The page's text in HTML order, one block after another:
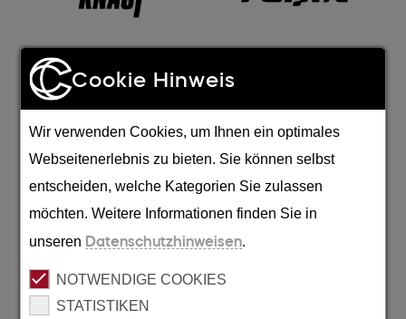
Wir sind ausgezeichnet
Cookie Hinweis
Wir verwenden Cookies, um Ihnen ein optimales
Webseitenerlebnis zu bieten. Sie können selbst
entscheiden, welche Kategorien Sie zulassen
möchten. Weitere Informationen finden Sie in
unseren Datenschutzhinweisen.
NOTWENDIGE COOKIES
STATISTIKEN